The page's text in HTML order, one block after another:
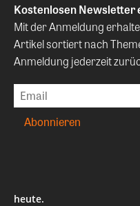
Kostenlosen Newsletter
Mit der Anmeldung
Artikel sortiert nach
Anmeldung jederzeit
heute.